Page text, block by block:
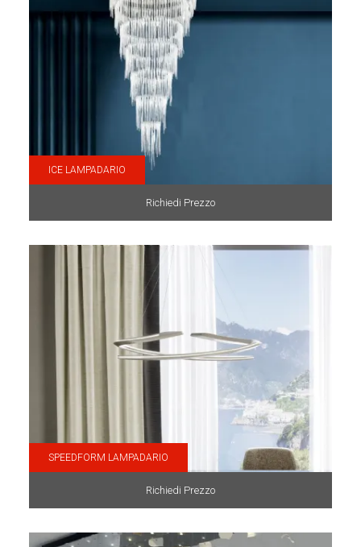
ICE LAMPADARIO
Richiedi Prezzo
SPEEDFORM LAMPADARIO
Richiedi Prezzo